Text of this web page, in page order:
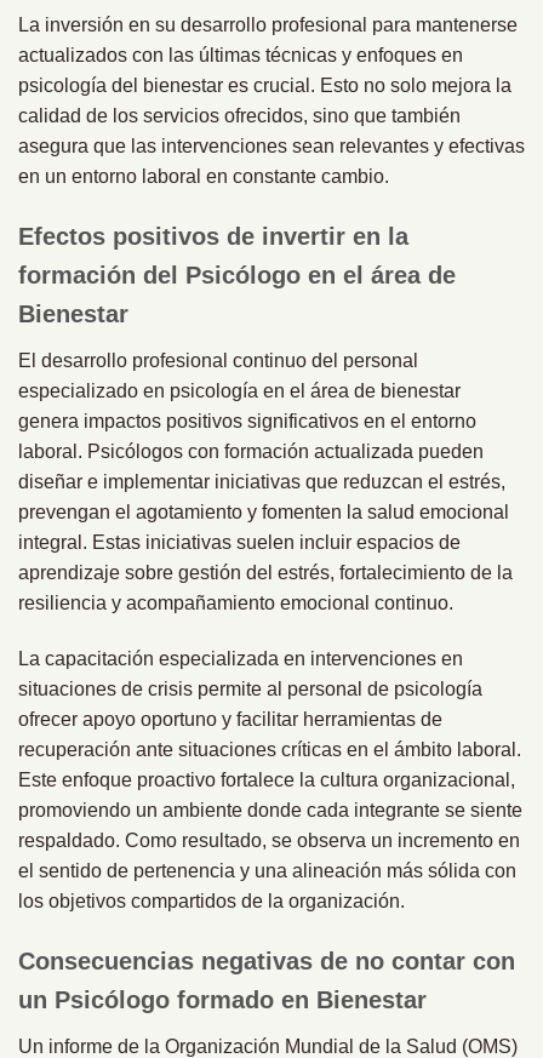
La inversión en su desarrollo profesional para mantenerse
actualizados con las últimas técnicas y enfoques en
psicología del bienestar es crucial. Esto no solo mejora la
calidad de los servicios ofrecidos, sino que también
asegura que las intervenciones sean relevantes y efectivas
en un entorno laboral en constante cambio.
Efectos positivos de invertir en la
formación del Psicólogo en el área de
Bienestar
El desarrollo profesional continuo del personal
especializado en psicología en el área de bienestar
genera impactos positivos significativos en el entorno
laboral. Psicólogos con formación actualizada pueden
diseñar e implementar iniciativas que reduzcan el estrés,
prevengan el agotamiento y fomenten la salud emocional
integral. Estas iniciativas suelen incluir espacios de
aprendizaje sobre gestión del estrés, fortalecimiento de la
resiliencia y acompañamiento emocional continuo.
La capacitación especializada en intervenciones en
situaciones de crisis permite al personal de psicología
ofrecer apoyo oportuno y facilitar herramientas de
recuperación ante situaciones críticas en el ámbito laboral.
Este enfoque proactivo fortalece la cultura organizacional,
promoviendo un ambiente donde cada integrante se siente
respaldado. Como resultado, se observa un incremento en
el sentido de pertenencia y una alineación más sólida con
los objetivos compartidos de la organización.
Consecuencias negativas de no contar con
un Psicólogo formado en Bienestar
Un informe de la Organización Mundial de la Salud (OMS)